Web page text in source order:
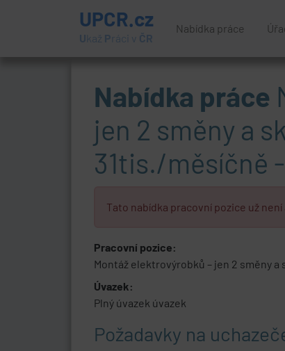
UPCR.cz
U kaž P ráci v ČR
Nabídka práce
Nabídka práce
jen 2 směny a
31tis./měsíčně
Tato nabídka pracovní pozice už není
Pracovní pozice:
Montáž elektrovýrobků – jen 2 směny
Úvazek:
Plný úvazek úvazek
Požadavky na